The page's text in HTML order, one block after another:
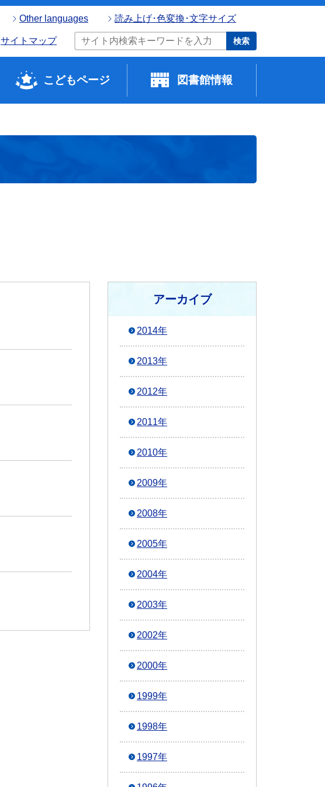
Other languages 読み上げ･色変換･文字サイズ
サイトマップ 検索
こどもページ 図書館情報
アーカイブ
2014年
2013年
2012年
2011年
2010年
2009年
2008年
2005年
2004年
2003年
2002年
2000年
1999年
1998年
1997年